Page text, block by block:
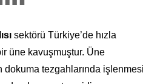
sektörü Türkiye’de hızla
üne kavuşmuştur. Üne
dokuma tezgahlarında